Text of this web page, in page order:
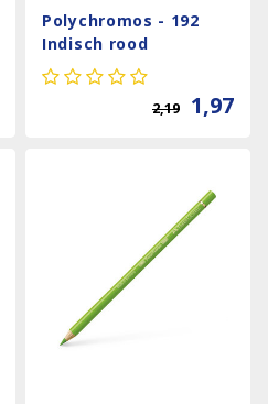
Polychromos - 192
Indisch rood
2,19 1,97